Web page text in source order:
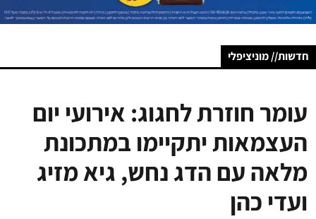
חדשות// מוניציפלי
עומר חוזרת לחגוג: אירועי יום
העצמאות יתקיימו במתכונת
מלאה עם הדג נחש, גיא מזיג
ועדי כהן